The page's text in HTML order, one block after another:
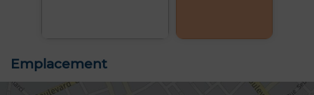
Emplacement